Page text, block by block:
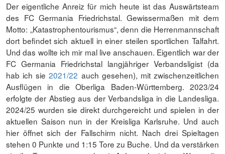
Der eigentliche Anreiz für mich heute ist das Auswärtsteam
des FC Germania Friedrichstal. Gewissermaßen mit dem
Motto: „Katastrophentourismus“, denn die Herrenmannschaft
dort befindet sich aktuell in einer steilen sportlichen Talfahrt.
Und das wollte ich mir mal live anschauen. Eigentlich war der
FC Germania Friedrichstal langjähriger Verbandsligist (da
hab ich sie2021/22 auch gesehen), mit zwischenzeitlichen
Ausflügen in die Oberliga Baden-Württemberg. 2023/24
erfolgte der Abstieg aus der Verbandsliga in die Landesliga.
2024/25 wurden sie direkt durchgereicht und spielen in der
aktuellen Saison nun in der Kreisliga Karlsruhe. Und auch
hier öffnet sich der Fallschirm nicht. Nach drei Spieltagen
stehen 0 Punkte und 1:15 Tore zu Buche. Und da verstärken